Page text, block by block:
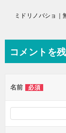
ビ
ー
シ
ョ
コメントを
名前 必須